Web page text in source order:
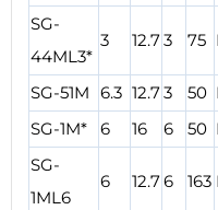
SG-
44ML3*
3 12.73 75
SG-51M 6.3 12.73 50
SG-1M*
6 16 6 50
SG-
1ML6
6 12.76 163